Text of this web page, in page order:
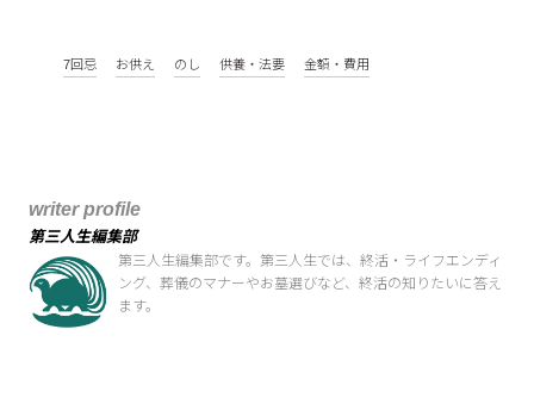
7回忌 お供え のし 供養・法要 金額・費用
writer profile
第三人生編集部
第三人生編集部です。第三人生では、終活・ライフエンディ
ング、葬儀のマナーやお墓選びなど、終活の知りたいに答え
ます。